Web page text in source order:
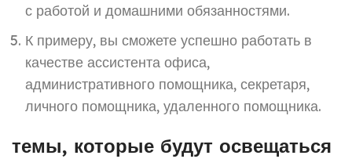
с работой и домашними обязанностями.
К примеру, вы сможете успешно работать в
качестве ассистента офиса,
административного помощника, секретаря,
личного помощника, удаленного помощника.
темы, которые будут освещаться